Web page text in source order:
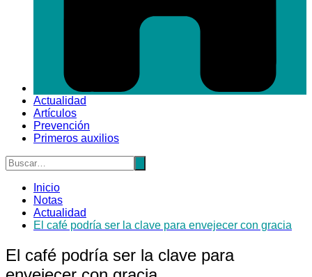
Actualidad
Artículos
Prevención
Primeros auxilios
Inicio
Notas
Actualidad
El café podría ser la clave para envejecer con gracia
El café podría ser la clave para